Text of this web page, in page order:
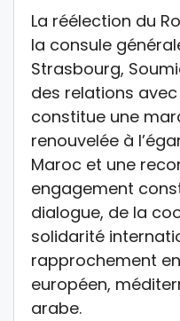
La réélection du
la consule
Strasbourg,
des relations avec
constitue une
renouvelée à
Maroc et une
engagement
dialogue, de la
solidarité
rapprochement
européen,
arabe.